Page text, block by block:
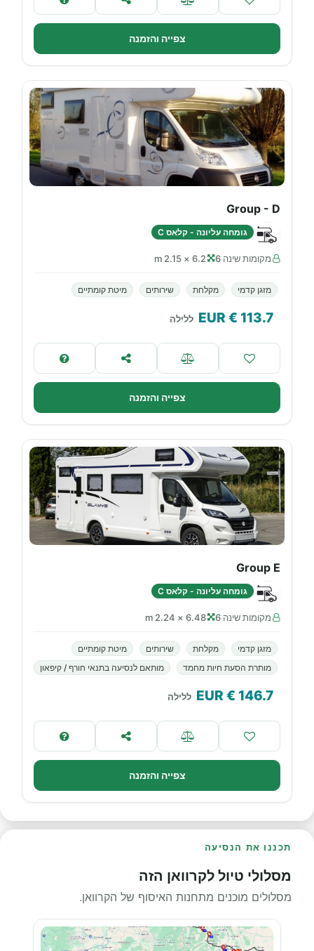
צפייה והזמנה
Group - D
גומחה עליונה - קלאס C
מקומות שינה 6 6.2 × 2.15 m
מזגן קדמי מקלחת שירותים מיטת קומתיים
113.7
€ EUR ללילה
צפייה והזמנה
Group E
גומחה עליונה - קלאס C
מקומות שינה 6 6.48 × 2.24 m
מזגן קדמי מקלחת שירותים
מיטת קומתיים
מותרת הסעת חיות מחמד
מותאם לנסיעה בתנאי חורף / קיפאון
146.7
€ EUR ללילה
צפייה והזמנה
תכננו את הנסיעה
מסלולי טיול לקרוואן הזה
מסלולים מוכנים מתחנות האיסוף של הקרוואן.